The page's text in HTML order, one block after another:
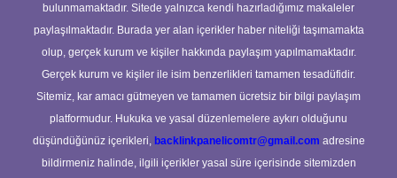
bulunmamaktadır. Sitede yalnızca kendi hazırladığımız makaleler
paylaşılmaktadır. Burada yer alan içerikler haber niteliği taşımamakta
olup, gerçek kurum ve kişiler hakkında paylaşım yapılmamaktadır.
Gerçek kurum ve kişiler ile isim benzerlikleri tamamen tesadüfidir.
Sitemiz, kar amacı gütmeyen ve tamamen ücretsiz bir bilgi paylaşım
platformudur. Hukuka ve yasal düzenlemelere aykırı olduğunu
düşündüğünüz içerikleri, backlinkpanelicomtr@gmail.com adresine
bildirmeniz halinde, ilgili içerikler yasal süre içerisinde sitemizden